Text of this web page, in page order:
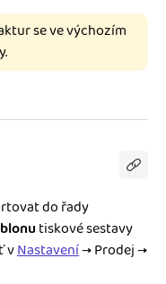
se ve výchozím
do řady
tiskové sestavy
vNastavení→ Prodej →